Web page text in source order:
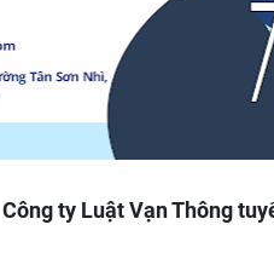
Công ty Luật Vạn Thông